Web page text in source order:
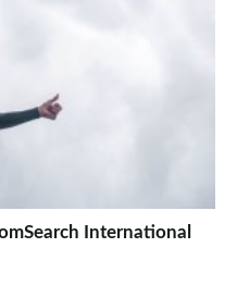
International